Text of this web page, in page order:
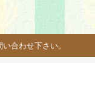
合わせ下さい。